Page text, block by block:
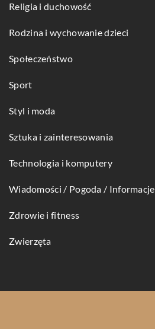
Religia i duchowość
Rodzina i wychowanie dzieci
Społeczeństwo
Sport
Styl i moda
Sztuka i zainteresowania
Technologia i komputery
Wiadomości / Pogoda / Informacje
Zdrowie i fitness
Zwierzęta